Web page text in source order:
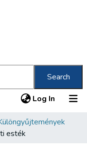
Search
Log In (current)
esték